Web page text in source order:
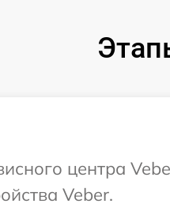
центра
Veber.